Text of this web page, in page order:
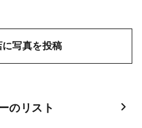
に写真を投稿
のリスト